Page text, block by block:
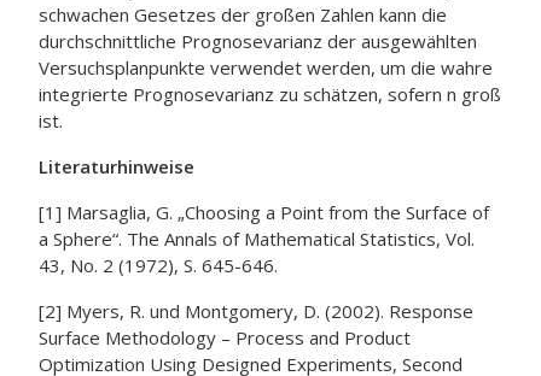
schwachen Gesetzes der großen Zahlen kann die
durchschnittliche Prognosevarianz der ausgewählten
Versuchsplanpunkte verwendet werden, um die wahre
integrierte Prognosevarianz zu schätzen, sofern n groß
ist.
Literaturhinweise
[1] Marsaglia, G. „Choosing a Point from the Surface of
a Sphere“. The Annals of Mathematical Statistics, Vol.
43, No. 2 (1972), S. 645-646.
[2] Myers, R. und Montgomery, D. (2002). Response
Surface Methodology – Process and Product
Optimization Using Designed Experiments, Second